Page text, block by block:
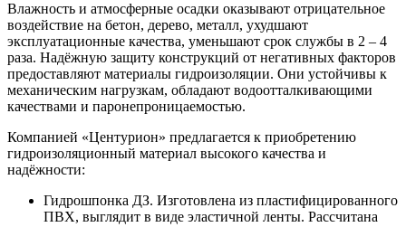
Влажность и атмосферные осадки оказывают отрицательное
воздействие на бетон, дерево, металл, ухудшают
эксплуатационные качества, уменьшают срок службы в 2 – 4
раза. Надёжную защиту конструкций от негативных факторов
предоставляют материалы гидроизоляции. Они устойчивы к
механическим нагрузкам, обладают водоотталкивающими
качествами и паронепроницаемостью.
Компанией «Центурион» предлагается к приобретению
гидроизоляционный материал высокого качества и
надёжности:
Гидрошпонка ДЗ. Изготовлена из пластифицированного
ПВХ, выглядит в виде эластичной ленты. Рассчитана